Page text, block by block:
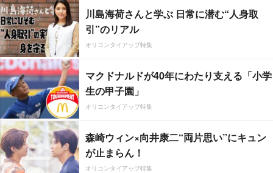
川島海荷さんと学ぶ 日常に潜む“人身取
引”のリアル
オリコンタイアップ特集
マクドナルドが40年にわたり支える「小学
生の甲子園」
オリコンタイアップ特集
森崎ウィン×向井康二“両片思い”にキュン
が止まらん！
オリコンタイアップ特集